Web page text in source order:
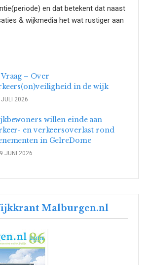
en dat betekent dat naast
& wijkmedia het wat rustiger aan
Vraag – Over
in de wijk
2026
willen einde aan
en verkeersoverlast rond
in GelreDome
JUNI 2026
Malburgen.nl